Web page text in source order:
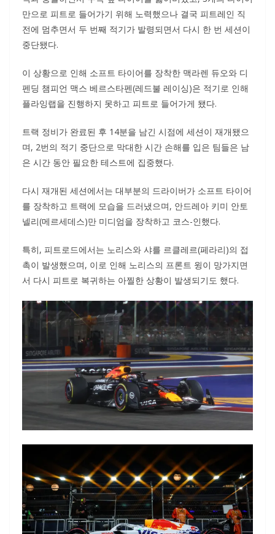
만으로 피트로 들어가기 위해 노력했으나 결국 피트레인 직
전에 멈추면서 두 번째 적기가 발령되면서 다시 한 번 세션이
중단됐다.
이 상황으로 인해 소프트 타이어를 장착한 맥라렌 듀오와 디
펜딩 챔피언 맥스 베르스타펜(레드불 레이싱)은 적기로 인해
플라잉랩을 진행하지 못하고 피트로 들어가게 됐다.
트랙 정비가 완료된 후 14분을 남긴 시점에 세션이 재개됐으
며, 2번의 적기 중단으로 막대한 시간 손해를 입은 팀들은 남
은 시간 동안 필요한 테스트에 집중했다.
다시 재개된 세션에서는 대부분의 드라이버가 소프트 타이어
를 장착하고 트랙에 모습을 드러냈으며, 안드레아 키미 안토
넬리(메르세데스)만 미디엄을 장착하고 코스-인했다.
특히, 피트로드에서는 노리스와 샤를 르클레르(페라리)의 접
촉이 발생했으며, 이로 인해 노리스의 프론트 윙이 망가지면
서 다시 피트로 복귀하는 아찔한 상황이 발생되기도 했다.